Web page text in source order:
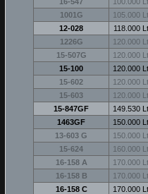
1001G
105.000
12-028
118.000
1226G
120.000
15-507G
120.000
15-100
120.000
15-602
120.000
15-603
120.000
15-847GF
149.530
1463GF
150.000
13-603 G
150.000
15-624
160.000
16-158 A
170.000
16-158 B
170.000
16-158 C
170.000